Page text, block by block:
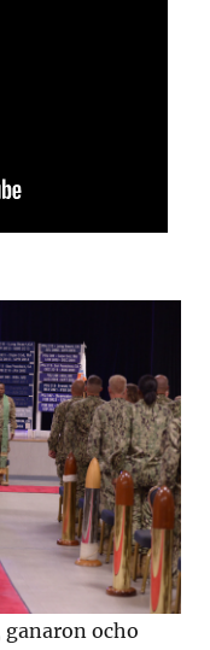
ganaron ocho